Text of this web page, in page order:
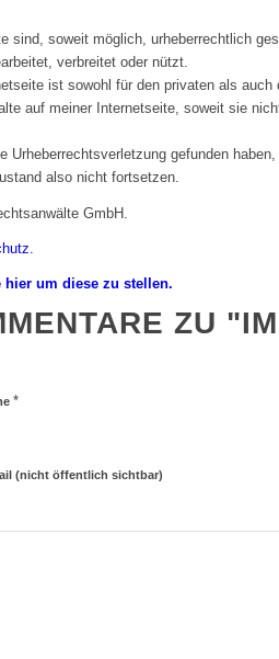
sind, soweit möglich, urheberrechtlich
verbreitet oder nützt.
ist sowohl für den privaten als
auf meiner Internetseite, soweit sie
gefunden
also nicht fortsetzen.
GmbH.
hier um diese zu stellen.
ZU
*
(nicht öffentlich sichtbar)